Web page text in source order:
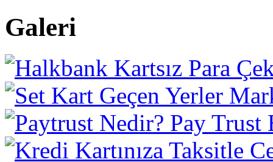
Galeri